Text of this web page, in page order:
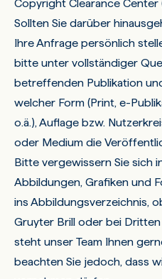
Copyright Clearance Center
Sollten Sie darüber
Ihre Anfrage persönlich
bitte unter vollständiger
betreffenden Publikation
welcher Form (Print, e-
o.ä.), Auflage bzw.
oder Medium die
Bitte vergewissern Sie sich
Abbildungen, Grafiken und
ins Abbildungsverzeichnis,
Gruyter Brill oder bei
steht unser Team Ihnen
beachten Sie jedoch, dass